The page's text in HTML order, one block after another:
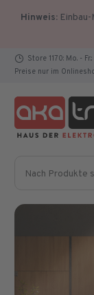
Hinweis:
Store 1170: Mo. -
Preise nur im